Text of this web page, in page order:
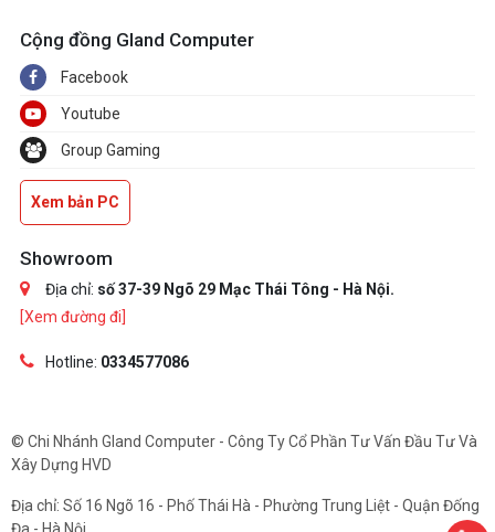
Cộng đồng Gland Computer
Facebook
Youtube
Group Gaming
Xem bản PC
Showroom
Địa chỉ: số 37-39 Ngõ 29 Mạc Thái Tông - Hà Nội.
[Xem đường đi]
Hotline: 0334577086
© Chi Nhánh Gland Computer - Công Ty Cổ Phần Tư Vấn Đầu Tư Và
Xây Dựng HVD
Địa chỉ: Số 16 Ngõ 16 - Phố Thái Hà - Phường Trung Liệt - Quận Đống